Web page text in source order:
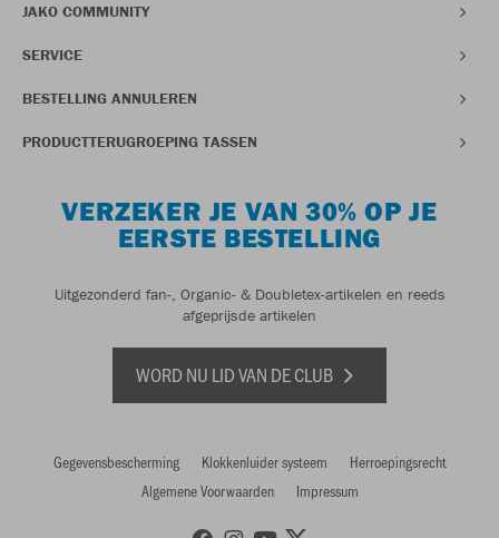
JAKO COMMUNITY
SERVICE
BESTELLING ANNULEREN
PRODUCTTERUGROEPING TASSEN
VERZEKER JE VAN 30% OP JE
EERSTE BESTELLING
Uitgezonderd fan-, Organic- & Doubletex-artikelen en reeds
afgeprijsde artikelen
WORD NU LID VAN DE CLUB
Gegevensbescherming Klokkenluider systeem
Herroepingsrecht
Algemene Voorwaarden
Impressum